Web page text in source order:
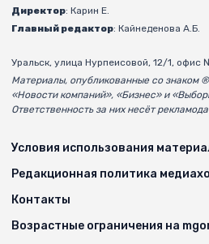
Директор: Карин Е.
Главный редактор: Кайнеденова А.Б.
Уральск, улица Нурпеисовой, 12/1, офис
Материалы, опубликованные со знаком
«Новости компаний», «Бизнес» и
Ответственность за них несёт
Условия использования
Редакционная политика
Контакты
Возрастные ограничения на